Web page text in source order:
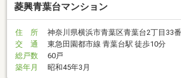
菱興青葉台マンション
住 所
神奈川県横浜市青葉区青葉台2丁目33
交 通
東急田園都市線 青葉台駅 徒歩10分
総戸数
60戸
築年月
昭和45年3月